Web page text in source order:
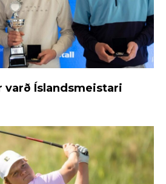
varð Íslandsmeistari